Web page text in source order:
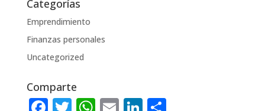
Categorías
Emprendimiento
Finanzas personales
Uncategorized
Comparte